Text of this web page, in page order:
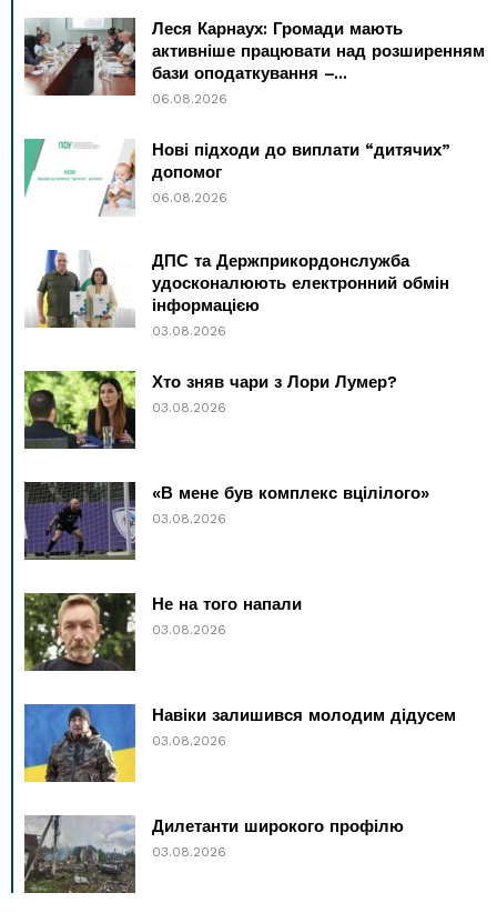
Леся Карнаух: Громади мають
активніше працювати над розширенням
бази оподаткування –...
06.08.2026
Нові підходи до виплати “дитячих”
допомог
06.08.2026
ДПС та Держприкордонслужба
удосконалюють електронний обмін
інформацією
03.08.2026
Хто зняв чари з Лори Лумер?
03.08.2026
«В мене був комплекс вцілілого»
03.08.2026
Не на того напали
03.08.2026
Навіки залишився молодим дідусем
03.08.2026
Дилетанти широкого профілю
03.08.2026